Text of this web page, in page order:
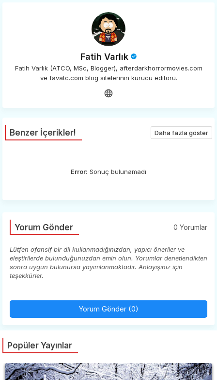
Fatih Varlık
Fatih Varlık (ATCO, MSc, Blogger), afterdarkhorrormovies.com
ve favatc.com blog sitelerinin kurucu editörü.
Benzer İçerikler! Daha fazla göster
Error: Sonuç bulunamadı
Yorum Gönder 0 Yorumlar
Lütfen ofansif bir dil kullanmadığınızdan, yapıcı öneriler ve
eleştirilerde bulunduğunuzdan emin olun. Yorumlar denetlendikten
sonra uygun bulunursa yayımlanmaktadır. Anlayışınız için
teşekkürler.
Yorum Gönder (0)
Popüler Yayınlar